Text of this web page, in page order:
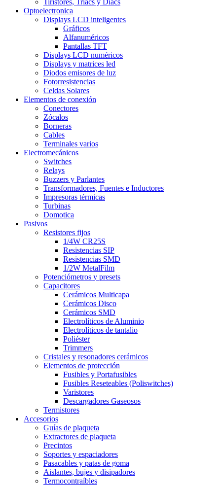
Tiristores, Triacs y Diacs
Optoelectronica
Displays LCD inteligentes
Gráficos
Alfanuméricos
Pantallas TFT
Displays LCD numéricos
Displays y matrices led
Diodos emisores de luz
Fotorresistencias
Celdas Solares
Elementos de conexión
Conectores
Zócalos
Borneras
Cables
Terminales varios
Electromecánicos
Switches
Relays
Buzzers y Parlantes
Transformadores, Fuentes e Inductores
Impresoras térmicas
Turbinas
Domotica
Pasivos
Resistores fijos
1/4W CR25S
Resistencias SIP
Resistencias SMD
1/2W MetalFilm
Potenciómetros y presets
Capacitores
Cerámicos Multicapa
Cerámicos Disco
Cerámicos SMD
Electrolíticos de Aluminio
Electrolíticos de tantalio
Poliéster
Trimmers
Cristales y resonadores cerámicos
Elementos de protección
Fusibles y Portafusibles
Fusibles Reseteables (Poliswitches)
Varistores
Descargadores Gaseosos
Termistores
Accesorios
Guías de plaqueta
Extractores de plaqueta
Precintos
Soportes y espaciadores
Pasacables y patas de goma
Aislantes, bujes y disipadores
Termocontraíbles